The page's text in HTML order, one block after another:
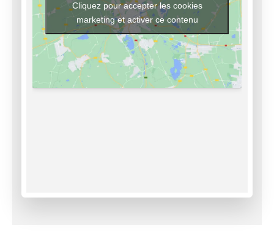
Cliquez pour accepter les cookies
marketing et activer ce contenu